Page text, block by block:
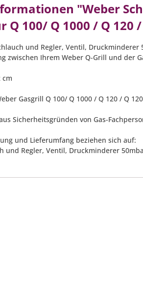
"Weber
Q 100/ Q 1000 / Q 120
und Regler, Ventil,
zwischen Ihrem Weber Q-Grill und der
cm
Gasgrill Q 100/ Q 1000 / Q 120 / Q
Sicherheitsgründen von Gas-
und Lieferumfang beziehen sich auf:
und Regler, Ventil, Druckminderer